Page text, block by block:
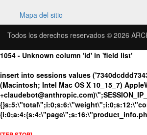
Mapa del sitio
Todos los derechos reservados © 2026
1054 - Unknown column 'id' in 'field list'
insert into sessions values
(Macintosh; Intel Mac OS X 10_15_7)